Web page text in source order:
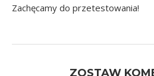
Zachęcamy do przetestowania!
ZOSTAW